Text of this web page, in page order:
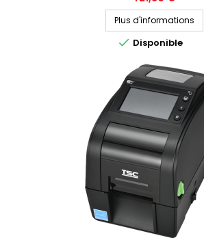
votre devis personnalisé
Plus d'informations
 Disponible